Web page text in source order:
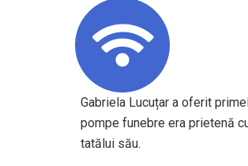
Gabriela Lucuțar a oferit
pompe funebre era prietenă
tatălui său.